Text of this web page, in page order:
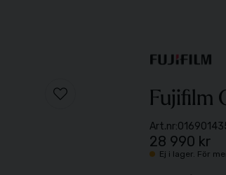
Fujifilm
Art.nr:
28 990 kr
Ej i lager. För